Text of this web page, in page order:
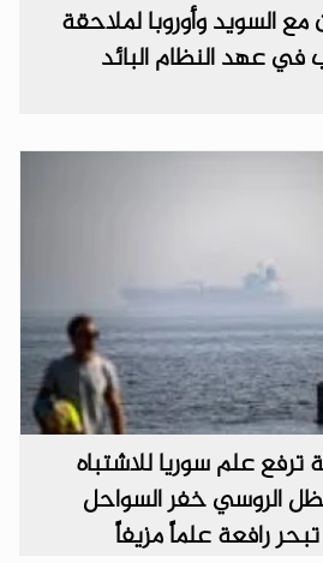
السويد وأوروبا لملاحقة
عهد النظام البائد
ترفع علم سوريا للاشتباه
الروسي خفر السواحل
رافعة علماً مزيفاً